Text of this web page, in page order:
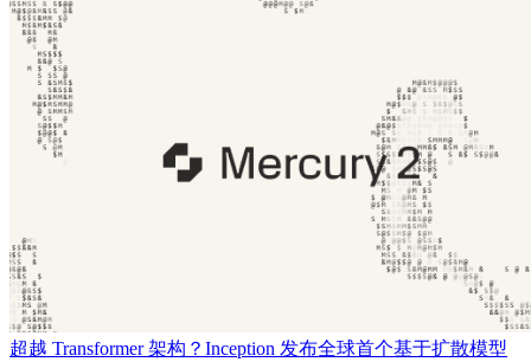
​超越 Transformer 架构？Inception 发布全球首个基于扩散模型